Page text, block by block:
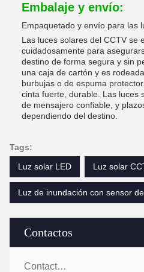
Contactos
Contactos:
Embalaje y envío:
Empaquetado y envío para las
Las luces solares del CCTV se
cuidadosamente para
destino de forma segura y sin
una caja de cartón y es
burbujas o de espuma
cinta fuerte, durable. Las luces
de mensajero confiable, y
dependiendo del destino.
Tags:
Luz solar LED
Luz solar
Luz de inundación con sensor